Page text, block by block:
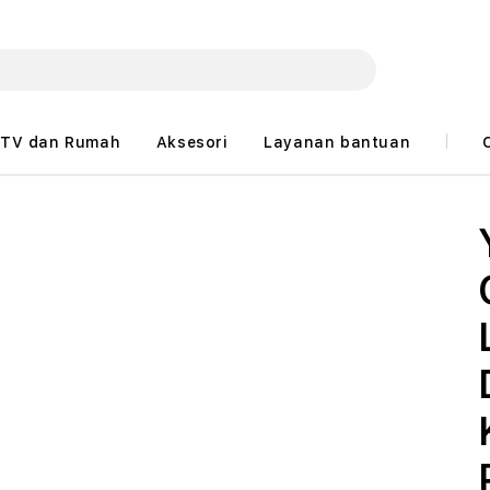
TV dan Rumah Aksesori Layanan bantuan